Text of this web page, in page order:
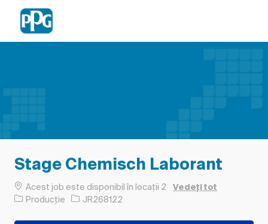
Stage Chemisch Laborant
Acest job este disponibil în locații 2 Vedeți tot
Categorie
Producție Job Id
JR268122